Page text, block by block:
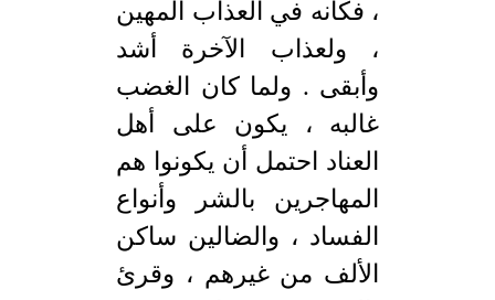
، فكأنه في العذاب المهين
، ولعذاب الآخرة أشد
وأبقى . ولما كان الغضب
غالبه ، يكون على أهل
العناد احتمل أن يكونوا هم
المهاجرين بالشر وأنواع
الفساد ، والضالين ساكن
الألف من غيرهم ، وقرئ